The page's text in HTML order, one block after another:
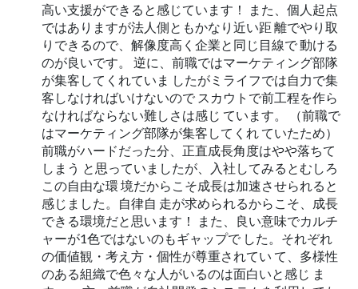
高い支援ができると感じています！ また、個人起点
ではありますが法人側ともかなり近い距 離でやり取
りできるので、解像度高く企業と同じ目線で 動ける
のが良いです。 逆に、前職ではマーケティング部隊
が集客してくれていま したがミライフでは自力で集
客しなければいけないので スカウトで前工程を作ら
なければならない難しさは感じ ています。 （前職で
はマーケティング部隊が集客してくれ ていたため）
前職がハードだった分、正直成長角度はやや落ちて
しまう と思っていましたが、入社してみるとむしろ
この自由な環 境だからこそ成長は加速させられると
感じました。自律自 走が求められるからこそ、成長
できる環境だと思います！ また、良い意味でカルチ
ャーが1色ではないのもギャップで した。それぞれ
の価値観・考え方・個性が尊重されてい て、多様性
のある組織で色々な人がいるのは面白いと感じ ま